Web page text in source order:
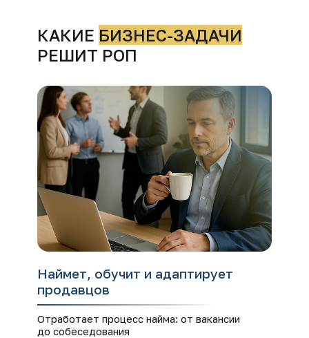
КАКИЕ БИЗНЕС-ЗАДАЧИ
РЕШИТ РОП
Отработает процесс найма: от вакансии
до собеседования
Наймет, обучит и адаптирует
продавцов